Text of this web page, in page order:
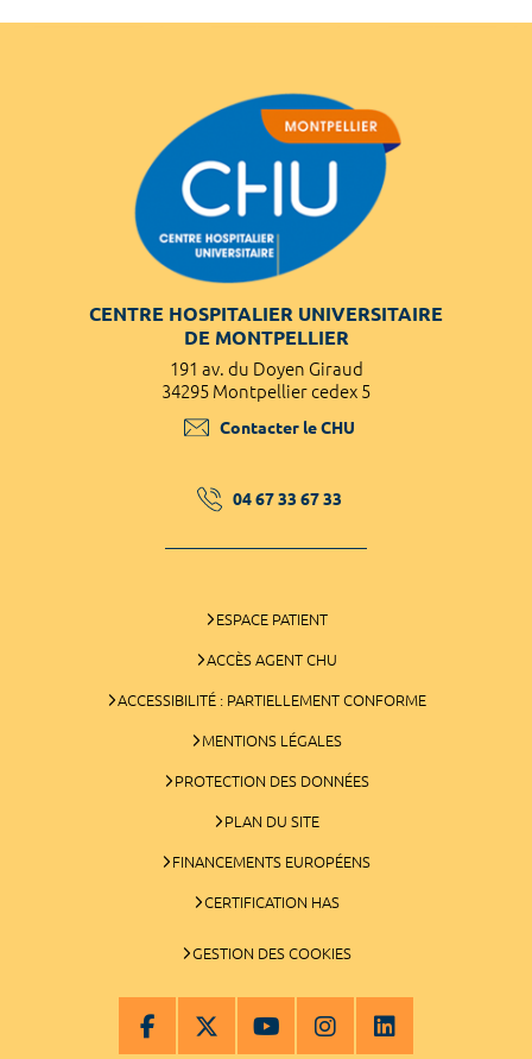
CENTRE HOSPITALIER UNIVERSITAIRE
DE MONTPELLIER
191 av. du Doyen Giraud
34295 Montpellier cedex 5
Contacter le CHU
04 67 33 67 33
ESPACE PATIENT
ACCÈS AGENT CHU
ACCESSIBILITÉ : PARTIELLEMENT CONFORME
MENTIONS LÉGALES
PROTECTION DES DONNÉES
PLAN DU SITE
FINANCEMENTS EUROPÉENS
CERTIFICATION HAS
GESTION DES COOKIES